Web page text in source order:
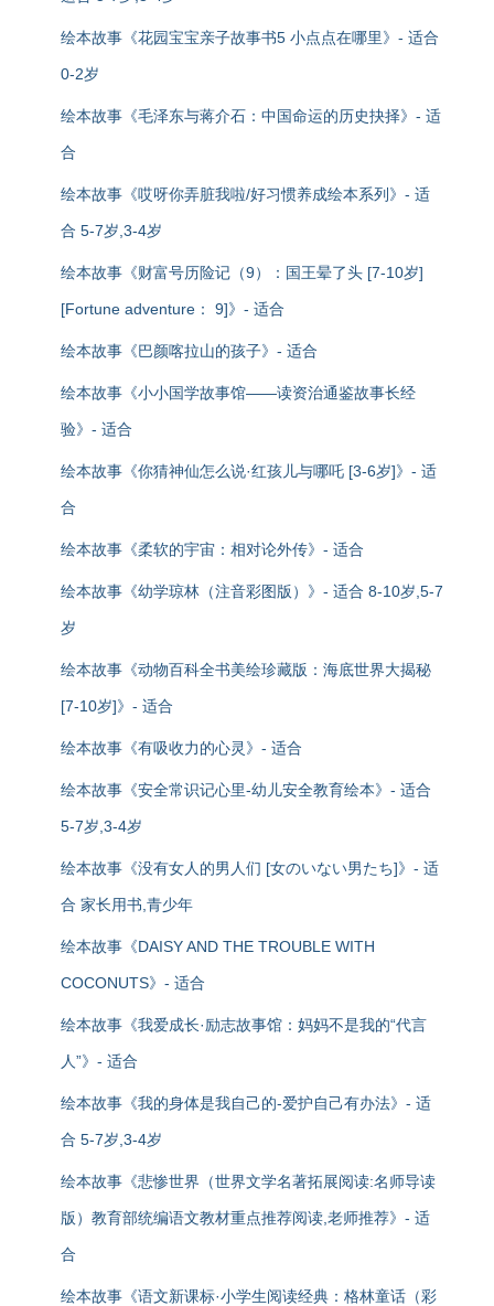
绘本故事《花园宝宝亲子故事书5 小点点在哪里》- 适合
0-2岁
绘本故事《毛泽东与蒋介石：中国命运的历史抉择》- 适
合
绘本故事《哎呀你弄脏我啦/好习惯养成绘本系列》- 适
合 5-7岁,3-4岁
绘本故事《财富号历险记（9）：国王晕了头 [7-10岁]
[Fortune adventure： 9]》- 适合
绘本故事《巴颜喀拉山的孩子》- 适合
绘本故事《小小国学故事馆——读资治通鉴故事长经
验》- 适合
绘本故事《你猜神仙怎么说·红孩儿与哪吒 [3-6岁]》- 适
合
绘本故事《柔软的宇宙：相对论外传》- 适合
绘本故事《幼学琼林（注音彩图版）》- 适合 8-10岁,5-7
岁
绘本故事《动物百科全书美绘珍藏版：海底世界大揭秘
[7-10岁]》- 适合
绘本故事《有吸收力的心灵》- 适合
绘本故事《安全常识记心里-幼儿安全教育绘本》- 适合
5-7岁,3-4岁
绘本故事《没有女人的男人们 [女のいない男たち]》- 适
合 家长用书,青少年
绘本故事《DAISY AND THE TROUBLE WITH
COCONUTS》- 适合
绘本故事《我爱成长·励志故事馆：妈妈不是我的“代言
人”》- 适合
绘本故事《我的身体是我自己的-爱护自己有办法》- 适
合 5-7岁,3-4岁
绘本故事《悲惨世界（世界文学名著拓展阅读:名师导读
版）教育部统编语文教材重点推荐阅读,老师推荐》- 适
合
绘本故事《语文新课标·小学生阅读经典：格林童话（彩